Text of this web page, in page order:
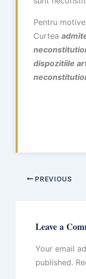
Pentru
Curtea
dispozitiile
PREVIOUS
Leave a
Your email
published.